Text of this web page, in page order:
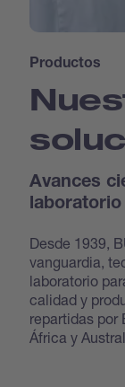
Productos
Avances
Desde 1939,
vanguardia,
laboratorio
calidad y
repartidas por
África y